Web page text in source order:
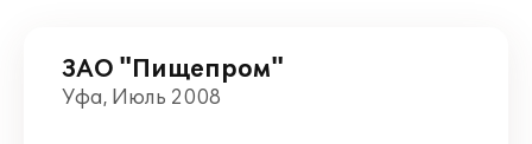
ЗАО "Пищепром"
Уфа, Июль 2008